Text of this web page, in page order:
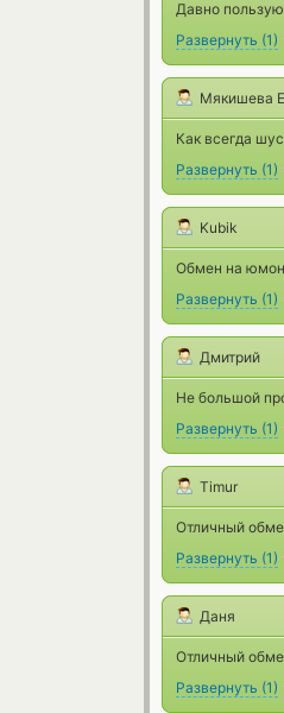
Давно
Развернуть (1)
Мякишева
Как всегда
Развернуть (1)
Kubik
Обмен на
Развернуть (1)
Дмитрий
Не большой
Развернуть (1)
Timur
Отличный
Развернуть (1)
Даня
Отличный
Развернуть (1)